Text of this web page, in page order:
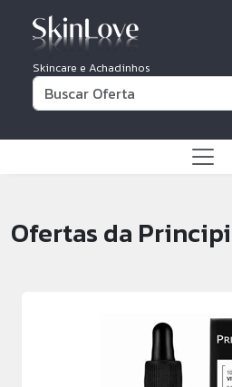
Skincare e Achadinhos
Ofertas da